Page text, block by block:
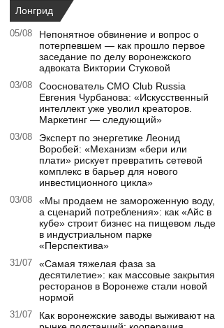
Лонгрид
05/08
Непонятное обвинение и вопрос о
потерпевшем — как прошло первое
заседание по делу воронежского
адвоката Виктории Стуковой
03/08
Сооснователь CMO Club Russia
Евгения Чурбанова: «Искусственный
интеллект уже уволил креаторов.
Маркетинг — следующий»
03/08
Эксперт по энергетике Леонид
Воробей: «Механизм «бери или
плати» рискует превратить сетевой
комплекс в барьер для нового
инвестиционного цикла»
03/08
«Мы продаем не замороженную воду,
а сценарий потребления»: как «Айс в
кубе» строит бизнес на пищевом льде
в индустриальном парке
«Перспектива»
31/07
«Самая тяжелая фаза за
десятилетие»: как массовые закрытия
ресторанов в Воронеже стали новой
нормой
31/07
Как воронежские заводы выживают на